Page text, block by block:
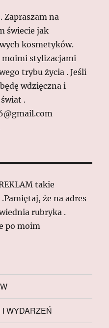
Zapraszam na
świecie jak
kosmetyków.
moimi stylizacjami
trybu życia . Jeśli
wdzięczna i
.
takie
że na adres
rubryka .
po moim
WYDARZEŃ